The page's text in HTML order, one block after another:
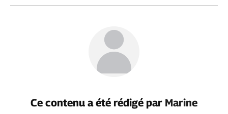
Ce contenu a été rédigé par Marine